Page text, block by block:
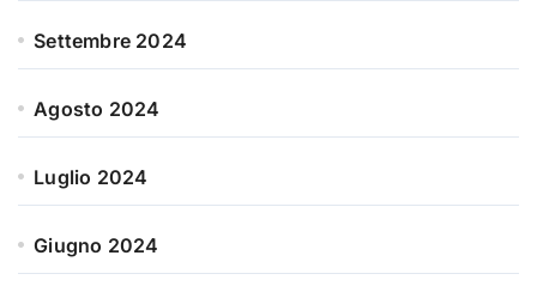
Settembre 2024
Agosto 2024
Luglio 2024
Giugno 2024